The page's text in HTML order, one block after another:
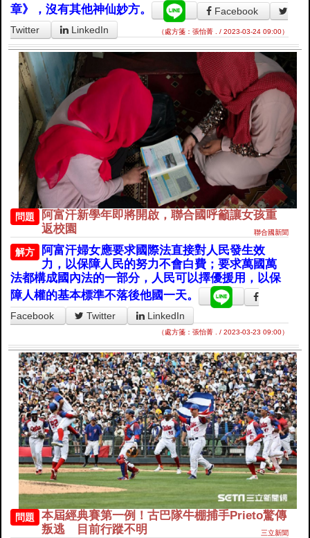
章》，沒有其他神仙妙方。
Facebook
Twitter
LinkedIn （處方箋：張怡菁 . / 2023-03-24 09:00）
問題
阿富汗新學年即將開啟，聯合國呼籲讓女孩重
返校園
聯合國新聞
解方
阿富汗婦女應要求國際法直接對人民發生效
力，以保障人民的努力不會白費；要求萬國萬
法都構成國內法的一部分，人民可以擇優援用，以保
障人權的基本標準不落後他國一天。
Facebook Twitter LinkedIn
（處方箋：張怡菁 . / 2023-03-23 09:00）
問題
本屆經典賽第一例！古巴隊牛棚捕手Prieto驚傳
叛逃 目前行蹤不明
三立新聞